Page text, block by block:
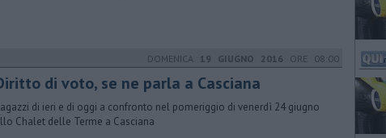
DOMENICA 19 GIUGNO 2016 ORE 08:00
di voto, se ne parla a Casciana
di ieri e di oggi a confronto nel pomeriggio di venerdì 24 giugno
Chalet delle Terme a Casciana